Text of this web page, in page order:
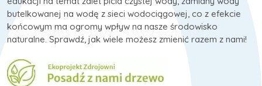
butelkowanej na wodę z sieci wodociągowej, co z efekcie
końcowym ma ogromy wpływ na nasze środowisko
naturalne. Sprawdź, jak wiele możesz zmienić razem z nami!